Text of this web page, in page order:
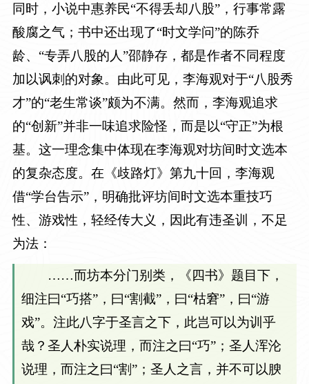
同时，小说中惠养民“不得丢却八股”，行事常露
酸腐之气；书中还出现了“时文学问”的陈乔
龄、“专弄八股的人”邵静存，都是作者不同程度
加以讽刺的对象。由此可见，李海观对于“八股秀
才”的“老生常谈”颇为不满。然而，李海观追求
的“创新”并非一味追求险怪，而是以“守正”为根
基。这一理念集中体现在李海观对坊间时文选本
的复杂态度。在《歧路灯》第九十回，李海观
借“学台告示”，明确批评坊间时文选本重技巧
性、游戏性，轻经传大义，因此有违圣训，不足
为法：
……而坊本分门别类，《四书》题目下，
细注曰“巧搭”，曰“割截”，曰“枯窘”，曰“游
戏”。注此八字于圣言之下，此岂可以为训乎
哉？圣人朴实说理，而注之曰“巧”；圣人浑沦
说理，而注之曰“割”；圣人之言，并不可以腴